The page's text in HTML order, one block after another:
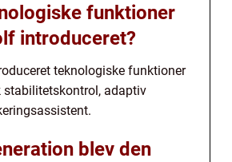
funktioner
introduceret?
teknologiske funktioner
stabilitetskontrol, adaptiv
blev den